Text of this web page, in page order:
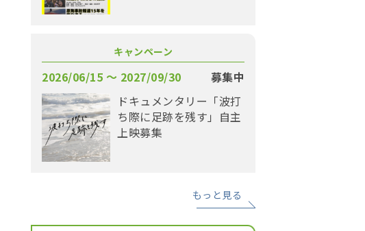
キャンペーン
2026/06/15 〜 2027/09/30
募集中
ドキュメンタリー「波打
ち際に足跡を残す」自主
上映募集
もっと見る